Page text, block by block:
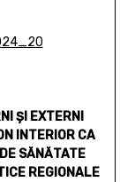
ȘI EXTERNI
INTERIOR CA
SĂNĂTATE
REGIONALE